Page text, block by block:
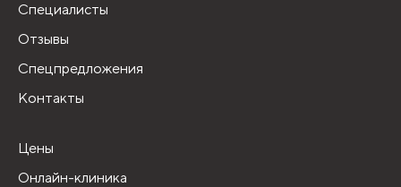
Специалисты
Отзывы
Спецпредложения
Контакты
Цены
Онлайн-клиника